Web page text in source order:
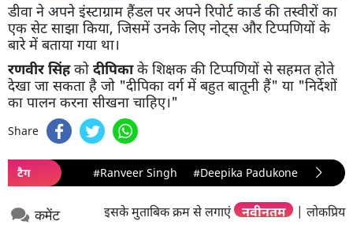
डीवा ने अपने इंस्टाग्राम हैंडल पर अपने रिपोर्ट कार्ड की तस्वीरों का
एक सेट साझा किया, जिसमें उनके लिए नोट्स और टिप्पणियों के
बारे में बताया गया था।
रणवीर सिंहको दीपिकाके शिक्षक की टिप्पणियों से सहमत होते
देखा जा सकता है जो "दीपिका वर्ग में बहुत बातूनी हैं" या "निर्देशों
का पालन करना सीखना चाहिए।"
Share
टैग #Ranveer Singh #Deepika Padukone
कमेंट इसके मुताबिक क्रम से लगाएं नवीनतम | लोकप्रिय